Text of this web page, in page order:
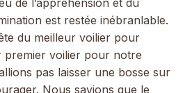
est restée inébranlable.
du meilleur voilier pour
premier voilier pour notre
pas laisser une bosse sur
Nous savions que le